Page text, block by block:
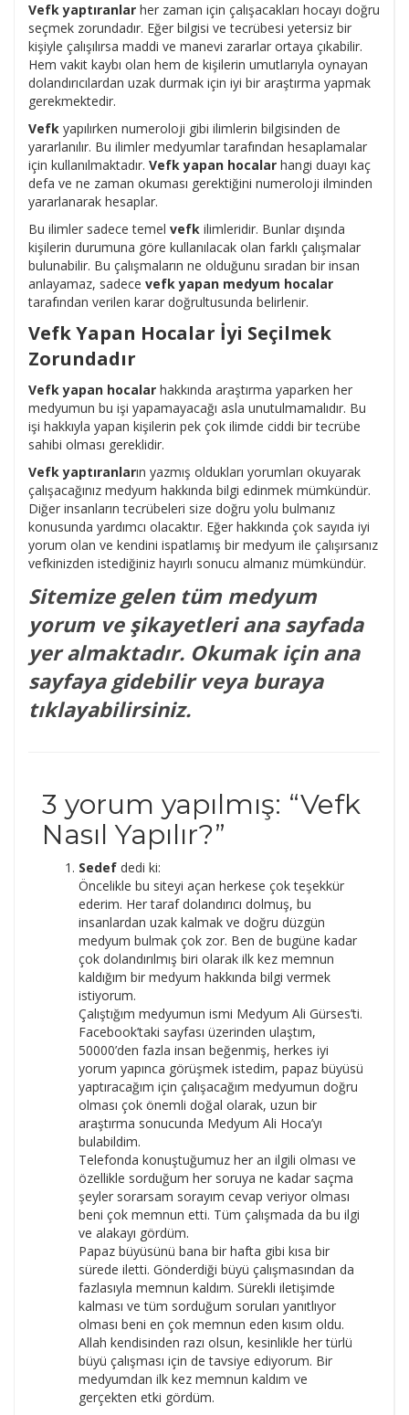
Vefk yaptıranlar her zaman için çalışacakları hocayı doğru
seçmek zorundadır. Eğer bilgisi ve tecrübesi yetersiz bir
kişiyle çalışılırsa maddi ve manevi zararlar ortaya çıkabilir.
Hem vakit kaybı olan hem de kişilerin umutlarıyla oynayan
dolandırıcılardan uzak durmak için iyi bir araştırma yapmak
gerekmektedir.
Vefk yapılırken numeroloji gibi ilimlerin bilgisinden de
yararlanılır. Bu ilimler medyumlar tarafından hesaplamalar
için kullanılmaktadır. Vefk yapan hocalar hangi duayı kaç
defa ve ne zaman okuması gerektiğini numeroloji ilminden
yararlanarak hesaplar.
Bu ilimler sadece temel vefk ilimleridir. Bunlar dışında
kişilerin durumuna göre kullanılacak olan farklı çalışmalar
bulunabilir. Bu çalışmaların ne olduğunu sıradan bir insan
anlayamaz, sadece vefk yapan medyum hocalar
tarafından verilen karar doğrultusunda belirlenir.
Vefk Yapan Hocalar İyi Seçilmek
Zorundadır
Vefk yapan hocalar hakkında araştırma yaparken her
medyumun bu işi yapamayacağı asla unutulmamalıdır. Bu
işi hakkıyla yapan kişilerin pek çok ilimde ciddi bir tecrübe
sahibi olması gereklidir.
Vefk yaptıranların yazmış oldukları yorumları okuyarak
çalışacağınız medyum hakkında bilgi edinmek mümkündür.
Diğer insanların tecrübeleri size doğru yolu bulmanız
konusunda yardımcı olacaktır. Eğer hakkında çok sayıda iyi
yorum olan ve kendini ispatlamış bir medyum ile çalışırsanız
vefkinizden istediğiniz hayırlı sonucu almanız mümkündür.
Sitemize gelen tüm medyum
yorum ve şikayetleri ana sayfada
yer almaktadır. Okumak için ana
sayfaya gidebilir veya buraya
tıklayabilirsiniz.
3 yorum yapılmış: “Vefk
Nasıl Yapılır?”
Sedef dedi ki:
Öncelikle bu siteyi açan herkese çok teşekkür
ederim. Her taraf dolandırıcı dolmuş, bu
insanlardan uzak kalmak ve doğru düzgün
medyum bulmak çok zor. Ben de bugüne kadar
çok dolandırılmış biri olarak ilk kez memnun
kaldığım bir medyum hakkında bilgi vermek
istiyorum.
Çalıştığım medyumun ismi Medyum Ali Gürses’ti.
Facebook’taki sayfası üzerinden ulaştım,
50000’den fazla insan beğenmiş, herkes iyi
yorum yapınca görüşmek istedim, papaz büyüsü
yaptıracağım için çalışacağım medyumun doğru
olması çok önemli doğal olarak, uzun bir
araştırma sonucunda Medyum Ali Hoca’yı
bulabildim.
Telefonda konuştuğumuz her an ilgili olması ve
özellikle sorduğum her soruya ne kadar saçma
şeyler sorarsam sorayım cevap veriyor olması
beni çok memnun etti. Tüm çalışmada da bu ilgi
ve alakayı gördüm.
Papaz büyüsünü bana bir hafta gibi kısa bir
sürede iletti. Gönderdiği büyü çalışmasından da
fazlasıyla memnun kaldım. Sürekli iletişimde
kalması ve tüm sorduğum soruları yanıtlıyor
olması beni en çok memnun eden kısım oldu.
Allah kendisinden razı olsun, kesinlikle her türlü
büyü çalışması için de tavsiye ediyorum. Bir
medyumdan ilk kez memnun kaldım ve
gerçekten etki gördüm.